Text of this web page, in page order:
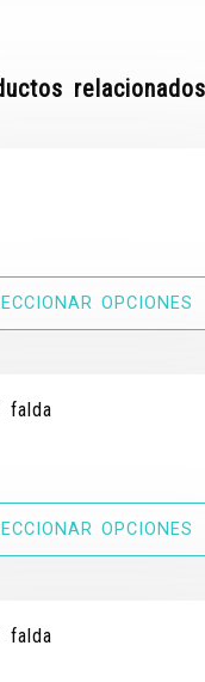
relacionados
OPCIONES
falda
OPCIONES
falda